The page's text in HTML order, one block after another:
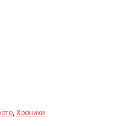
, Хроники